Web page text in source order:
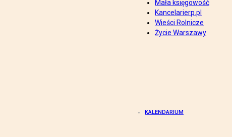
Mała księgowość
Kancelarierp.pl
Wieści Rolnicze
Życie Warszawy
KALENDARIUM